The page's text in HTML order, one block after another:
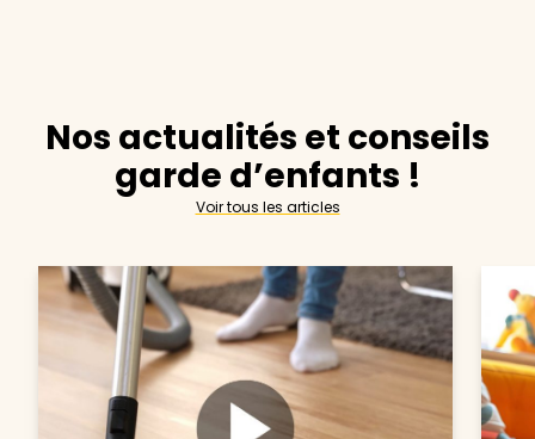
Nos actualités et conseils
garde d’enfants !
Voir tous les articles